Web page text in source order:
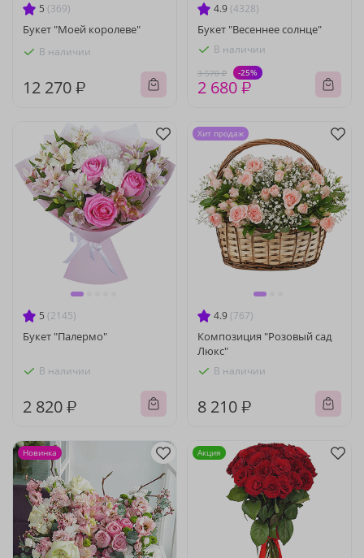
5 (369)
Букет "Моей королеве"
В наличии
12 270 ₽
4.9 (4328)
Букет "Весеннее солнце"
В наличии
3 570 ₽ -25%
2 680 ₽
5 (2145)
Букет "Палермо"
В наличии
2 820 ₽
4.9 (767)
Композиция "Розовый сад
Люкс"
В наличии
8 210 ₽
Хит продаж
Новинка Акция